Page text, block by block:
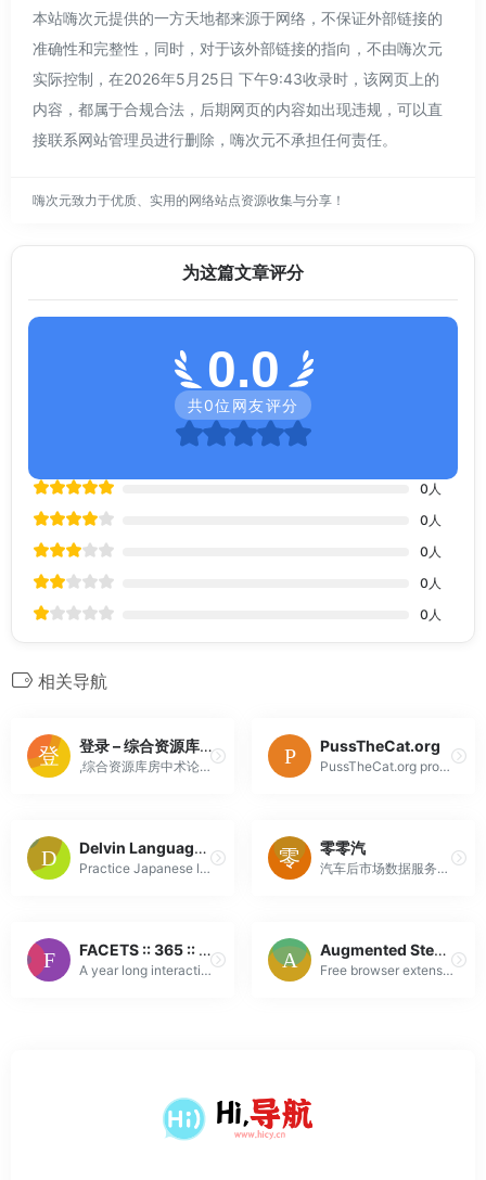
本站嗨次元提供的一方天地都来源于网络，不保证外部链接的
准确性和完整性，同时，对于该外部链接的指向，不由嗨次元
实际控制，在2026年5月25日 下午9:43收录时，该网页上的
内容，都属于合规合法，后期网页的内容如出现违规，可以直
接联系网站管理员进行删除，嗨次元不承担任何责任。
嗨次元致力于优质、实用的网络站点资源收集与分享！
为这篇文章评分
0.0
共0位网友评分
0 人
0 人
0 人
0 人
0 人
相关导航
登录 – 综合资源库房中术论坛|fzslt.top|房术秘籍|洗髓功玉蛋功修炼方法|房中术教学-fzslt.top-|泡妞把妹|撩汉钓凯子|资源共享| – Powered by Discuz!
,综合资源库房中术论坛|fzslt.top|房术秘籍|洗髓功玉蛋功修炼方法|房中术教学-fzslt.top-|泡妞把妹|撩汉钓凯子|资源共享|
PussTheCat.org
PussTheCat.org provides access to open source services that are focused on privacy and video games servers.
Delvin Language – Learn Japanese
Practice Japanese listening and reading with authentic Japanese video.
零零汽
汽车后市场数据服务商，根据车架号或车辆识别码唯一锁定配件，支持奔驰、宝马、奥迪、路虎捷豹、保时捷、沃尔沃、大众、丰田本田、起亚现代、福特雪佛兰等主流品牌的车架号或VIN码查询、汽车配件或零件号查询、OE码查询，最全替换件、最新4S店价格、高清分解图，采用云平台方式，为广大汽配经销商提供云服务！同时还...
FACETS :: 365 :: Justin Maller
A year long interactive experience featuring original art and innovative collector forward Web 3 mechanisms. Claim your days in history.
Augmented Steam
Free browser extension that improves browsing and shopping experience for Steam